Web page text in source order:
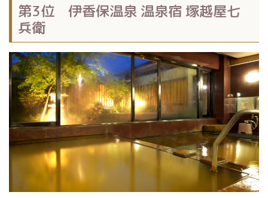
第3位 伊香保温泉 温泉宿 塚越屋七
兵衛